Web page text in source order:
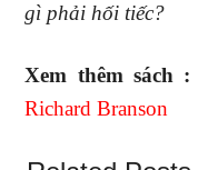
gì phải hối tiếc?
Xem thêm sách :
Richard Branson